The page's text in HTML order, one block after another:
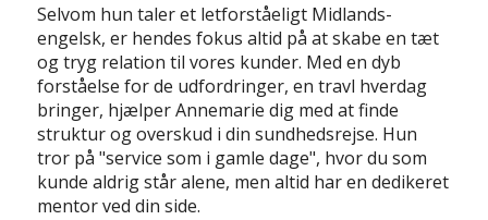
Selvom hun taler et letforståeligt Midlands-
engelsk, er hendes fokus altid på at skabe en tæt
og tryg relation til vores kunder. Med en dyb
forståelse for de udfordringer, en travl hverdag
bringer, hjælper Annemarie dig med at finde
struktur og overskud i din sundhedsrejse. Hun
tror på "service som i gamle dage", hvor du som
kunde aldrig står alene, men altid har en dedikeret
mentor ved din side.